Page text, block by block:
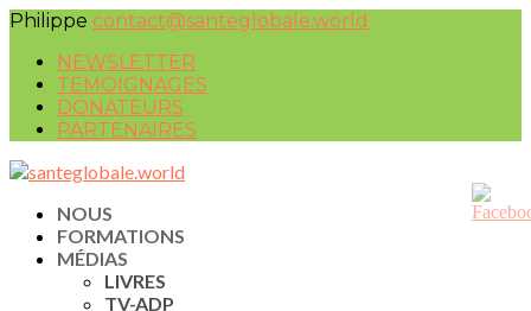
Philippe contact@santeglobale.world
NEWSLETTER
TEMOIGNAGES
DONATEURS
PARTENAIRES
NOUS
FORMATIONS
MÉDIAS
LIVRES
TV-ADP